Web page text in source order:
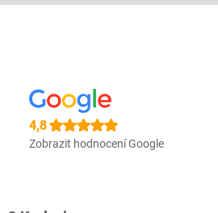
4,8
Zobrazit hodnocení Google